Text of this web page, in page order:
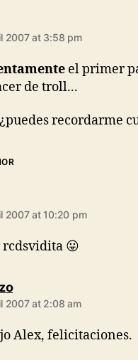
2007 at 3:58 pm
el primer
de troll...
recordarme
2007 at 10:20 pm
rcdsvidita 😛
says:
2007 at 2:08 am
Alex, felicitaciones.